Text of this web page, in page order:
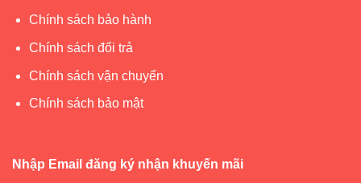
Chính sách bảo hành
Chính sách đổi trả
Chính sách vận chuyển
Chính sách bảo mật
Nhập Email đăng ký nhận khuyến mãi